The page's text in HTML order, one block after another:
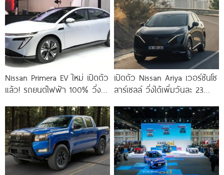
Nissan Primera EV ใหม่ เปิดตัว
แล้ว! รถยนต์ไฟฟ้า 100% วิ่ง
เปิดตัว Nissan Ariya เวอร์ชันโซ
ลาร์เซลล์ วิ่งได้เพิ่มวันละ 23